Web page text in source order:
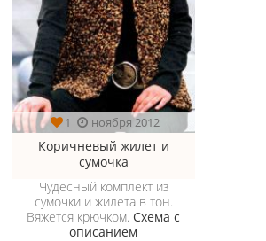
1 ноября 2012
Коричневый жилет и
сумочка
Чудесный комплект из
сумочки и жилета в тон.
Вяжется крючком. Схема с
описанием